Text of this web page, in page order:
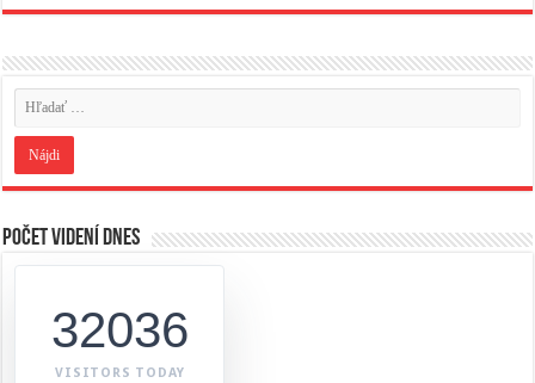
Počet videní dnes
32036
VISITORS TODAY